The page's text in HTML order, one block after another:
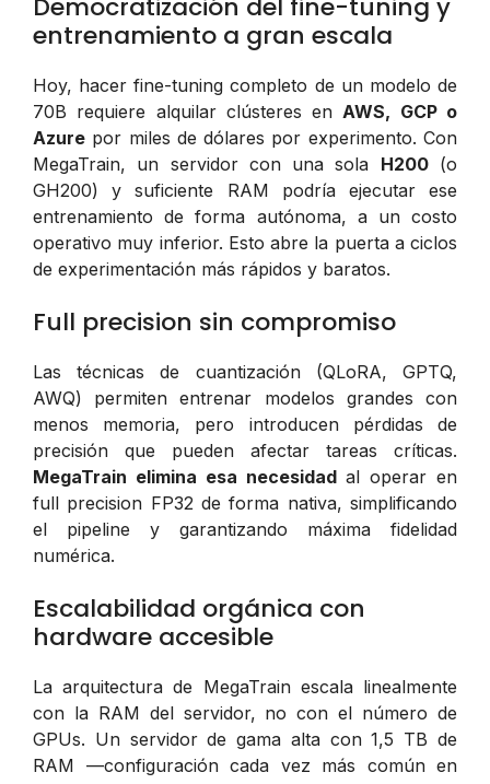
entrenamiento a gran escala
Hoy, hacer fine-tuning completo de un modelo de
70B requiere alquilar clústeres en AWS, GCP o
Azure por miles de dólares por experimento. Con
MegaTrain, un servidor con una sola H200(o
GH200) y suficiente RAM podría ejecutar ese
entrenamiento de forma autónoma, a un costo
operativo muy inferior. Esto abre la puerta a ciclos
de experimentación más rápidos y baratos.
Full precision sin compromiso
Las técnicas de cuantización (QLoRA, GPTQ,
AWQ) permiten entrenar modelos grandes con
menos memoria, pero introducen pérdidas de
precisión que pueden afectar tareas críticas.
MegaTrain elimina esa necesidadal operar en
full precision FP32 de forma nativa, simplificando
el pipeline y garantizando máxima fidelidad
numérica.
Escalabilidad orgánica con
hardware accesible
La arquitectura de MegaTrain escala linealmente
con la RAM del servidor, no con el número de
GPUs. Un servidor de gama alta con 1,5 TB de
RAM —configuración cada vez más común en